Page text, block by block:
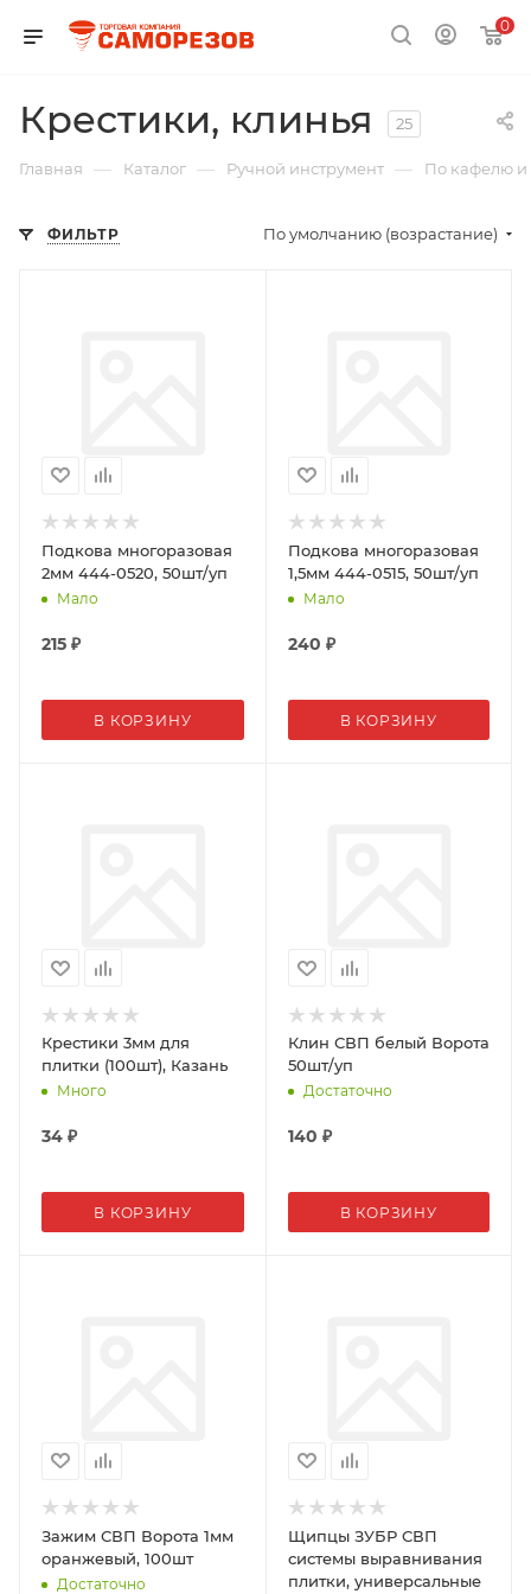
0
Крестики, клинья 25
Главная — Каталог — Ручной инструмент — По кафелю и
ФИЛЬТР По умолчанию (возрастание)
Подкова многоразовая
2мм 444-0520, 50шт/уп
Мало
215 ₽
В КОРЗИНУ
Подкова многоразовая
1,5мм 444-0515, 50шт/уп
Мало
240 ₽
В КОРЗИНУ
Крестики 3мм для
плитки (100шт), Казань
Много
34 ₽
В КОРЗИНУ
Клин СВП белый Ворота
50шт/уп
Достаточно
140 ₽
В КОРЗИНУ
Зажим СВП Ворота 1мм
оранжевый, 100шт
Достаточно
Щипцы ЗУБР СВП
системы выравнивания
плитки, универсальные